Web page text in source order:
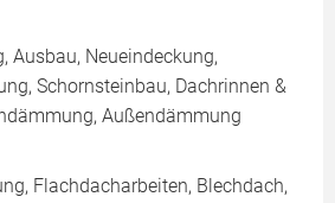
Ausbau, Neueindeckung,
Schornsteinbau, Dachrinnen &
Außendämmung
Flachdacharbeiten, Blechdach,